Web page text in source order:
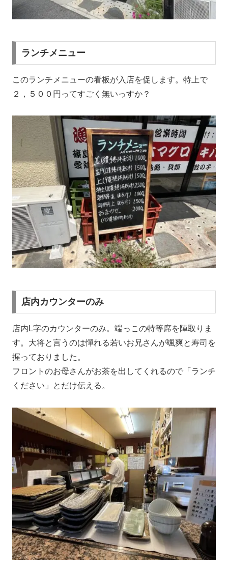
ランチメニュー
このランチメニューの看板が入店を促します。特上で
２，５００円ってすごく無いっすか？
店内カウンターのみ
店内L字のカウンターのみ。端っこの特等席を陣取りま
す。大将と言うのは憚れる若いお兄さんが颯爽と寿司を
握っておりました。
フロントのお母さんがお茶を出してくれるので「ランチ
ください」とだけ伝える。